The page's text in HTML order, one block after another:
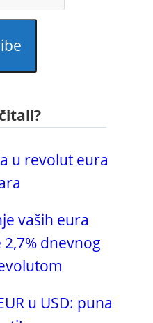
u revolut eura
vaših eura
dnevnog
u USD: puna